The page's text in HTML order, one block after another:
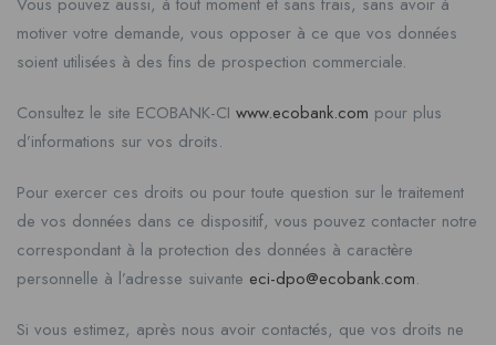
motiver votre demande, vous opposer à ce que vos données
soient utilisées à des fins de prospection commerciale.
Consultez le site ECOBANK-CI www.ecobank.com pour plus
d’informations sur vos droits.
Pour exercer ces droits ou pour toute question sur le traitement
de vos données dans ce dispositif, vous pouvez contacter notre
correspondant à la protection des données à caractère
personnelle à l’adresse suivante eci-dpo@ecobank.com.
Si vous estimez, après nous avoir contactés, que vos droits ne